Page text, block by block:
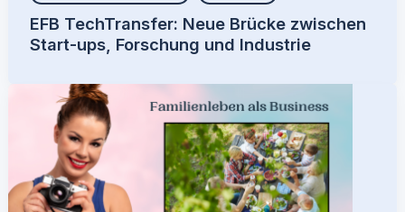
EFB TechTransfer: Neue Brücke zwischen
Start-ups, Forschung und Industrie